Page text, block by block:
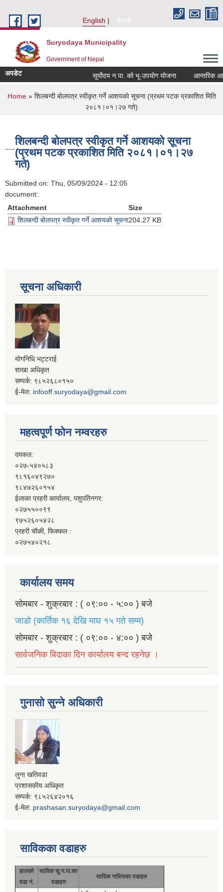
English
नेपाली
Suryodaya Municipality
Government of Nepal
अपडेट सूर्योदय न.पा. को भू-उपयोग योजना आन्तरिक आय
You are here
Home» शिलबन्दी बोलपत्र स्वीकृत गर्ने आशयको सूचना (प्रथम पटक प्रकाशित मिति
२०८१।०१।२७ गते)
शिलबन्दी बोलपत्र स्वीकृत गर्ने आशयको सूचना
(प्रथम पटक प्रकाशित मिति २०८१।०१।२७
गते)
Submitted on: Thu, 05/09/2024 - 12:05
document:
Attachment
Size
शिलबन्दी बोलपत्र स्वीकृत गर्ने आशयको सूचना204.27 KB
सूचना अधिकारी
योगनिधि भट्टराई
शाखा अधिकृत
सम्पर्क: ९८५२६८०१५०
ई-मेल: infooff.suryodaya@gmail.com
महत्वपूर्ण फोन नम्वरहरु
दमकल:
०२७-५४०५८३
९८१६०४९२७०
९८४७२६०१५४
ईलाका प्रहरी कार्यालय, पशुपतिनगर:
०२७५५००९९
९७५२६०५४२८
प्रहरी चौकी, फिक्कल :
०२७५४०२१८
कार्यालय समय
सोमबार - शुक्रबार : ( ०९:०० - ५:०० ) बजे
जाडो (कार्तिक १६ देखि माघ १५ गते सम्म)
सोमबार - शुक्रबार : ( ०९:०० - ४:०० ) बजे
सार्वजनिक बिदाका दिन कार्यालय बन्द रहनेछ ।
गुनासो सुन्ने अधिकारी
लुना खतिवडा
प्रशासकीय अधिकृत
सम्पर्क: ९८५२६४२०१६
ई-मेल: prashasan.suryodaya@gmail.com
साविकका वडाहरु
हालको
वडा नं.
साविक सु.न.पा.का
वडाहरु
साविक गाविसका वडाहरु